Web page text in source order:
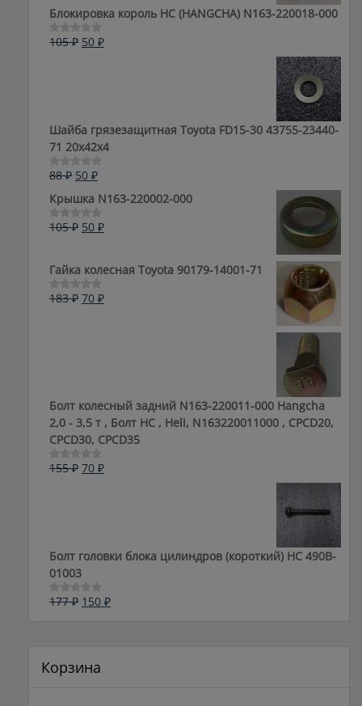
Блокировка король HC (HANGCHA) N163-220018-000
Оценка
105₽ Первоначальная
50 ₽Текущая
Шайба грязезащитная Toyota FD15-30 43755-23440-
71 20x42x4
Оценка
из
88₽ Первоначальная
цена
составляла
88 ₽.
50 ₽Текущая
цена:
50 ₽.
Крышка N163-220002-000
Оценка
5
105₽ Первоначальная
105 ₽.
50 ₽Текущая
Гайка колесная Toyota 90179-14001-71
Оценка
183₽ Первоначальная
70 ₽Текущая
Болт колесный задний N163-220011-000 Hangcha
2,0 - 3,5 т , Болт HC , Heli, N163220011000 , CPCD20,
CPCD30, CPCD35
Оценка
155₽ Первоначальная
70 ₽Текущая
Болт головки блока цилиндров (короткий) НС 490B-
01003
Оценка
177₽ Первоначальная
150 ₽Текущая
Корзина